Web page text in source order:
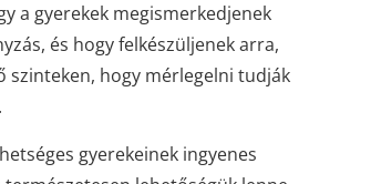
a gyerekek megismerkedjenek
és hogy felkészüljenek arra,
szinteken, hogy mérlegelni tudják
gyerekeinek ingyenes